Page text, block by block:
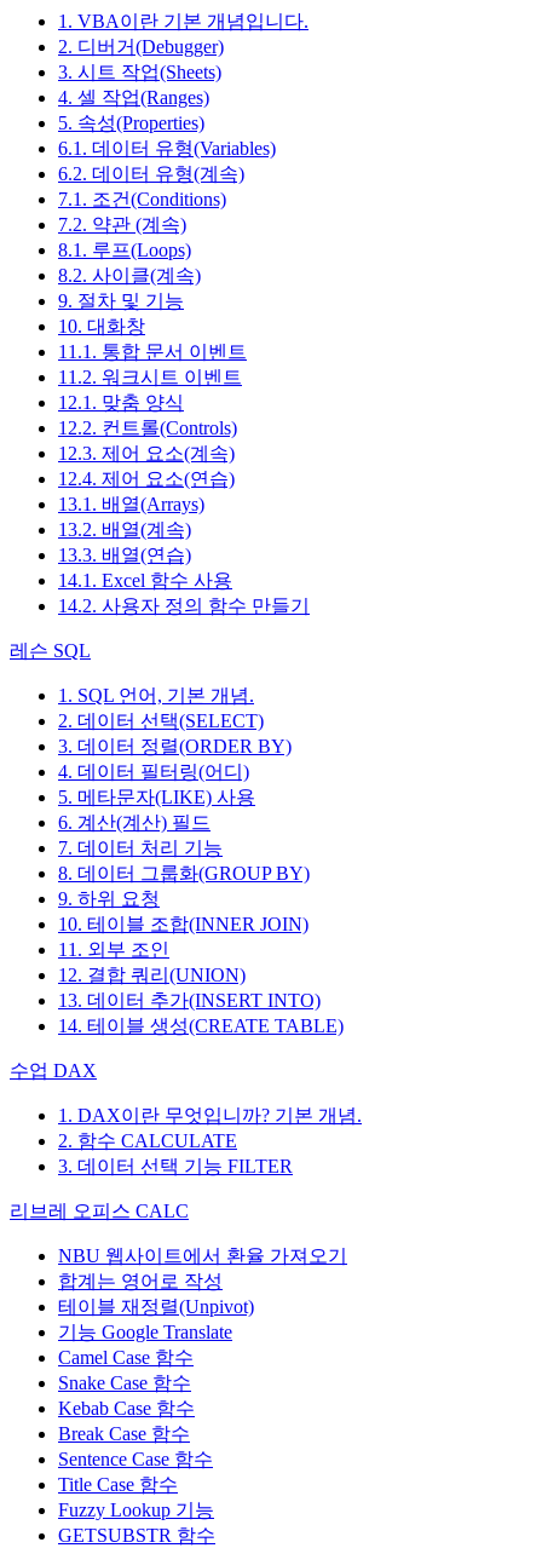
1. VBA이란 기본 개념입니다.
2. 디버거(Debugger)
3. 시트 작업(Sheets)
4. 셀 작업(Ranges)
5. 속성(Properties)
6.1. 데이터 유형(Variables)
6.2. 데이터 유형(계속)
7.1. 조건(Conditions)
7.2. 약관 (계속)
8.1. 루프(Loops)
8.2. 사이클(계속)
9. 절차 및 기능
10. 대화창
11.1. 통합 문서 이벤트
11.2. 워크시트 이벤트
12.1. 맞춤 양식
12.2. 컨트롤(Controls)
12.3. 제어 요소(계속)
12.4. 제어 요소(연습)
13.1. 배열(Arrays)
13.2. 배열(계속)
13.3. 배열(연습)
14.1. Excel 함수 사용
14.2. 사용자 정의 함수 만들기
레슨 SQL
1. SQL 언어, 기본 개념.
2. 데이터 선택(SELECT)
3. 데이터 정렬(ORDER BY)
4. 데이터 필터링(어디)
5. 메타문자(LIKE) 사용
6. 계산(계산) 필드
7. 데이터 처리 기능
8. 데이터 그룹화(GROUP BY)
9. 하위 요청
10. 테이블 조합(INNER JOIN)
11. 외부 조인
12. 결합 쿼리(UNION)
13. 데이터 추가(INSERT INTO)
14. 테이블 생성(CREATE TABLE)
수업 DAX
1. DAX이란 무엇입니까? 기본 개념.
2. 함수 CALCULATE
3. 데이터 선택 기능 FILTER
리브레 오피스 CALC
NBU 웹사이트에서 환율 가져오기
합계는 영어로 작성
테이블 재정렬(Unpivot)
기능 Google Translate
Camel Case 함수
Snake Case 함수
Kebab Case 함수
Break Case 함수
Sentence Case 함수
Title Case 함수
Fuzzy Lookup 기능
GETSUBSTR 함수